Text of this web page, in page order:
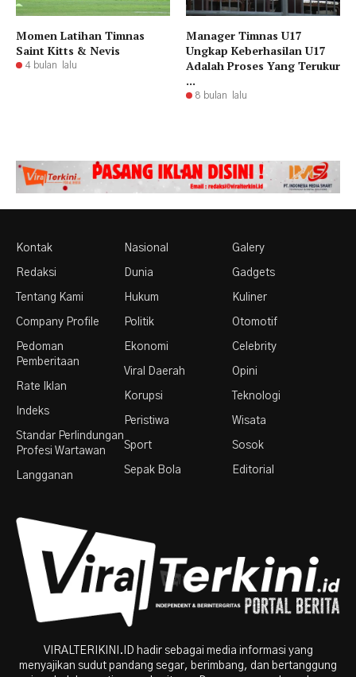
Momen Latihan Timnas
Saint Kitts & Nevis
4 bulan lalu
Manager Timnas U17
Ungkap Keberhasilan U17
Adalah Proses Yang Terukur
...
8 bulan lalu
Kontak
Redaksi
Tentang Kami
Company Profile
Pedoman
Pemberitaan
Rate Iklan
Indeks
Standar Perlindungan
Profesi Wartawan
Langganan
Nasional
Dunia
Hukum
Politik
Ekonomi
Viral Daerah
Korupsi
Peristiwa
Sport
Sepak Bola
Galery
Gadgets
Kuliner
Otomotif
Celebrity
Opini
Teknologi
Wisata
Sosok
Editorial
VIRALTERIKINI.ID hadir sebagai media informasi yang
menyajikan sudut pandang segar, berimbang, dan bertanggung